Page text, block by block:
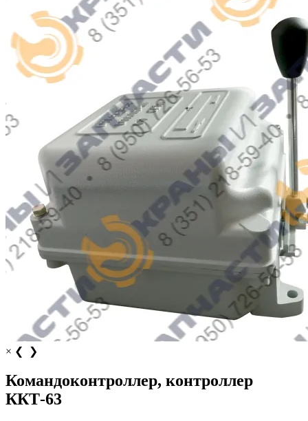
× ❮ ❯
Командоконтроллер, контроллер
ККТ-63